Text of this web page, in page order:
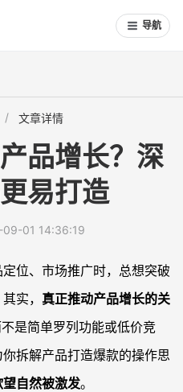
导航
？
手？
出来？
么表现？
文章详情
品增长？深
易打造
09-01 14:36:19
位、市场推广时，总想突破
实， 真正推动产品增长的关
是简单罗列功能或低价竞
拆解产品打造爆款的操作思
自然被激发。